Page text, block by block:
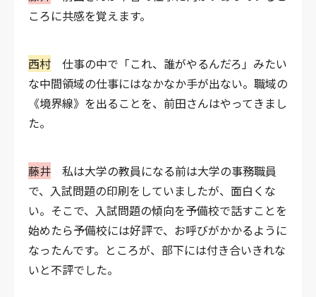
ころに共感を覚えます。
西村 仕事の中で「これ、誰がやるんだろ」みたい
な中間領域の仕事にはなかなか手が出ない。職域の
《境界線》を出ることを、前田さんはやってきまし
た。
藤井 私は大学の教員になる前は大学の事務職員
で、入試問題の印刷をしていましたが、面白くな
い。そこで、入試問題の傾向を予備校で話すことを
始めたら予備校には好評で、お呼びがかかるように
なったんです。ところが、部下には付き合いきれな
いと不評でした。